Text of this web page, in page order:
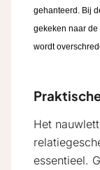
gehanteerd. Bij
gekeken naar de
wordt
Het
essentieel.